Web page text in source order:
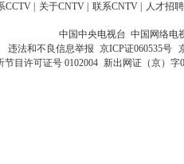
CCTV 关于CNTV 联系CNTV 人才招聘
中国中央电视台 中国网络电
违法和不良信息举报 京ICP证060535号
节目许可证号 0102004 新出网证（京）